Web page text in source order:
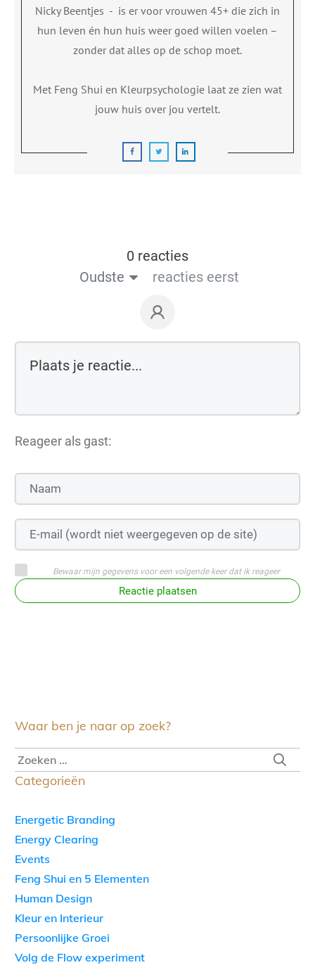
Nicky Beentjes - is er voor vrouwen 45+ die zich in
hun leven én hun huis weer goed willen voelen –
zonder dat alles op de schop moet.
Met Feng Shui en Kleurpsychologie laat ze zien wat
jouw huis over jou vertelt.
0 reacties
Oudste
reacties eerst
Reageer als gast:
Bewaar mijn gegevens voor een volgende keer dat ik reageer
Reactie plaatsen
Waar ben je naar op zoek?
Categorieën
Energetic Branding
Energy Clearing
Events
Feng Shui en 5 Elementen
Human Design
Kleur en Interieur
Persoonlijke Groei
Volg de Flow experiment